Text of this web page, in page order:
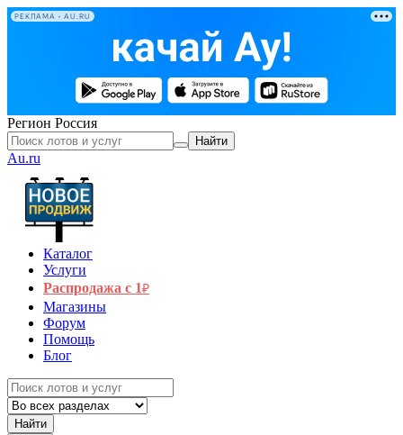
РЕКЛАМА • AU.RU
Регион Россия
Найти
Au.ru
Каталог
Услуги
Распродажа с 1₽
Магазины
Форум
Помощь
Блог
Найти